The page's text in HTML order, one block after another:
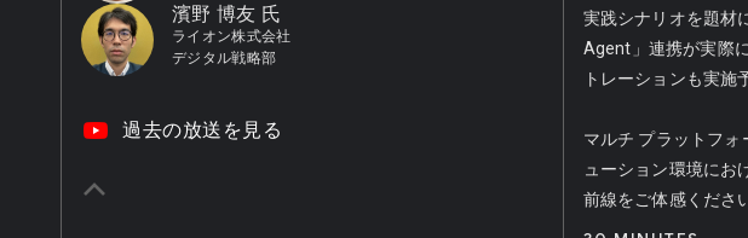
濱野 博友 氏
ライオン株式会社
デジタル戦略部
video_youtube 過去の放送を見る
keyboard_arrow_up
実践シナリオを題材
Agent」連携が実際
トレーションも実施
マルチ プラットフォ
ューション環境にお
前線をご体感くださ